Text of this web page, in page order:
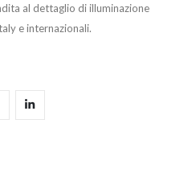
al dettaglio di illuminazione
e internazionali.